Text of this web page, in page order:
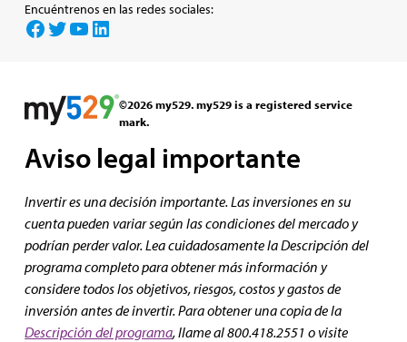
Encuéntrenos en las redes sociales:
Facebook Twitter YouTube LinkedIn
©2026 my529. my529 is a registered service
mark.
Aviso legal importante
Invertir es una decisión importante. Las inversiones en su
cuenta pueden variar según las condiciones del mercado y
podrían perder valor. Lea cuidadosamente la Descripción del
programa completo para obtener más información y
considere todos los objetivos, riesgos, costos y gastos de
inversión antes de invertir. Para obtener una copia de la
Descripción del programa, llame al 800.418.2551 o visite